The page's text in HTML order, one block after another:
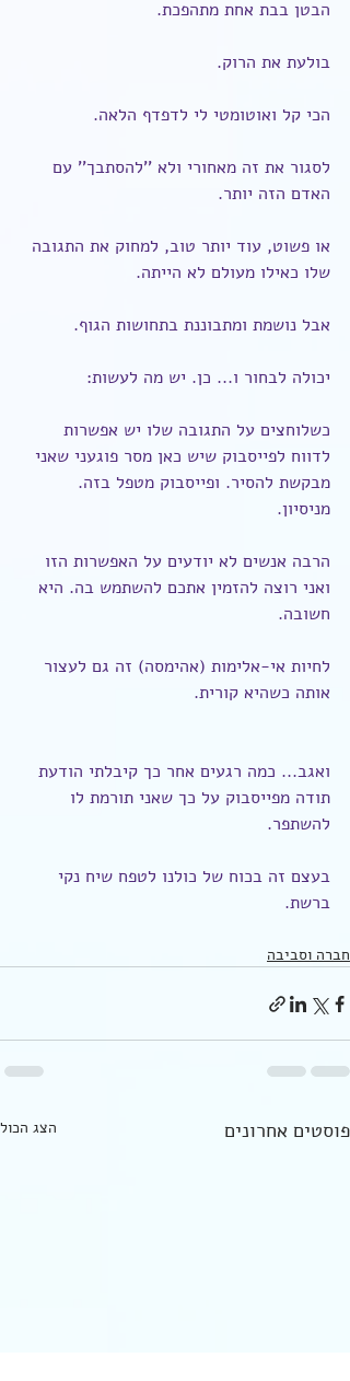
הבטן בבת אחת מתהפכת.
בולעת את הרוק.
הכי קל ואוטומטי לי לדפדף הלאה.
לסגור את זה מאחורי ולא ''להסתבך'' עם
האדם הזה יותר.
או פשוט, עוד יותר טוב, למחוק את התגובה
שלו כאילו מעולם לא הייתה.
אבל נושמת ומתבוננת בתחושות הגוף.
יכולה לבחור ו... כן. יש מה לעשות:
כשלוחצים על התגובה שלו יש אפשרות
לדווח לפייסבוק שיש כאן מסר פוגעני שאני
מבקשת להסיר. ופייסבוק מטפל בזה.
מניסיון.
הרבה אנשים לא יודעים על האפשרות הזו
ואני רוצה להזמין אתכם להשתמש בה. היא
חשובה.
לחיות אי-אלימות (אהימסה) זה גם לעצור
אותה כשהיא קורית.
ואגב... כמה רגעים אחר כך קיבלתי הודעת
תודה מפייסבוק על כך שאני תורמת לו
להשתפר.
בעצם זה בכוח של כולנו לטפח שיח נקי
ברשת.
חברה וסביבה
פוסטים אחרונים הצג הכול